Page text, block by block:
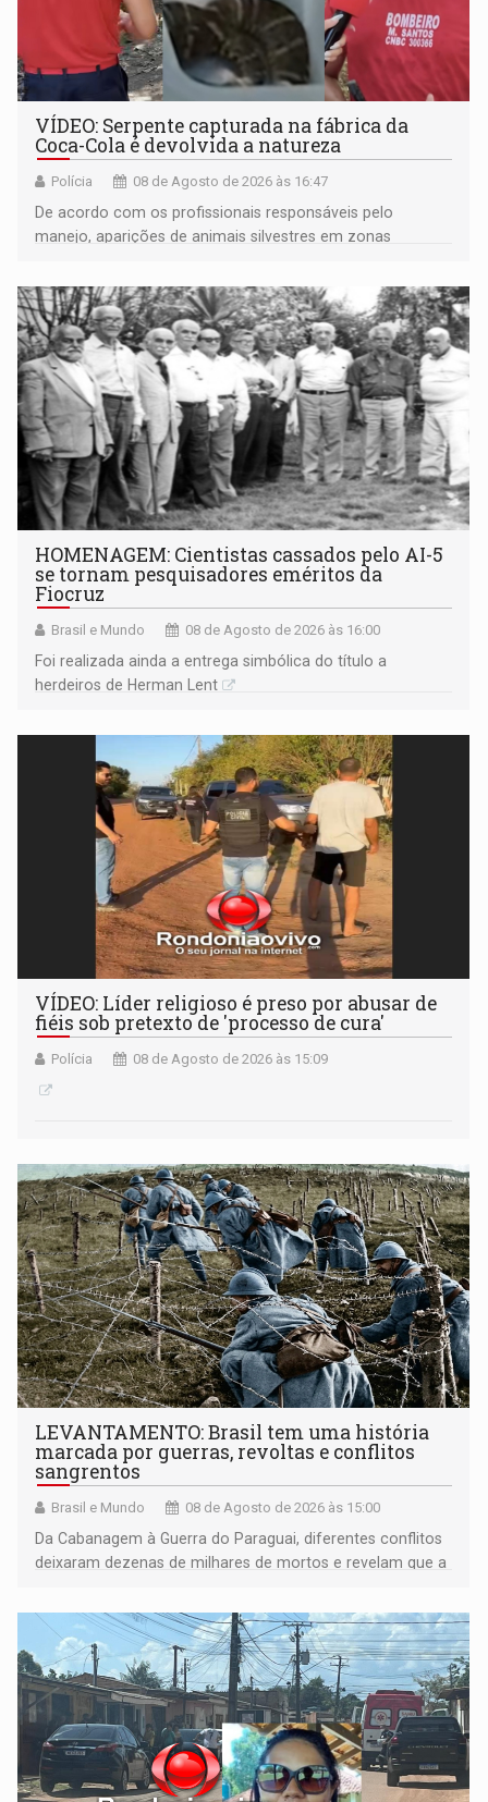
VÍDEO: Serpente capturada na fábrica da
Coca-Cola é devolvida a natureza
Polícia 08 de Agosto de 2026 às 16:47
De acordo com os profissionais responsáveis pelo
manejo, aparições de animais silvestres em zonas
HOMENAGEM: Cientistas cassados pelo AI-5
se tornam pesquisadores eméritos da
Fiocruz
Brasil e Mundo 08 de Agosto de 2026 às 16:00
Foi realizada ainda a entrega simbólica do título a
herdeiros de Herman Lent
VÍDEO: Líder religioso é preso por abusar de
fiéis sob pretexto de 'processo de cura'
Polícia 08 de Agosto de 2026 às 15:09
LEVANTAMENTO: Brasil tem uma história
marcada por guerras, revoltas e conflitos
sangrentos
Brasil e Mundo 08 de Agosto de 2026 às 15:00
Da Cabanagem à Guerra do Paraguai, diferentes conflitos
deixaram dezenas de milhares de mortos e revelam que a
territoriais e sociais